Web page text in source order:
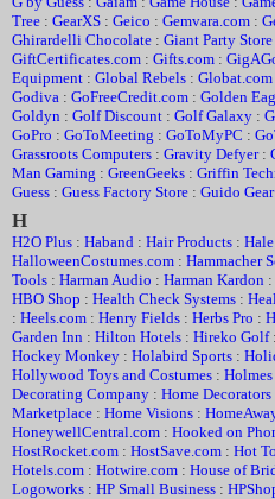
Tree : GearXS : Geico : Gemvara.com :
Ghirardelli Chocolate : Giant Party Store
GiftCertificates.com : Gifts.com :
Equipment : Global Rebels : Globat.com
Godiva : GoFreeCredit.com : Golden
Goldyn : Golf Discount : Golf Galaxy :
GoPro : GoToMeeting : GoToMyPC :
Grassroots Computers : Gravity Defyer:
Man Gaming : GreenGeeks : Griffin
Guess : Guess Factory Store : Guido Gear
H
H2O Plus : Haband : Hair Products :
HalloweenCostumes.com : Hammacher
Tools : Harman Audio : Harman Kardon :
HBO Shop : Health Check Systems :
: Heels.com : Henry Fields : Herbs Pro :
Garden Inn : Hilton Hotels : Hireko Golf:
Hockey Monkey : Holabird Sports :
Hollywood Toys and Costumes : Holmes
Decorating Company : Home Decorators
Marketplace : Home Visions :
HoneywellCentral.com : Hooked on
HostRocket.com : HostSave.com : Hot
Hotels.com : Hotwire.com : House of
Logoworks : HP Small Business :